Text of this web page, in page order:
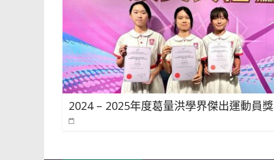
2024 – 2025年度葛量洪學界傑出運動員獎